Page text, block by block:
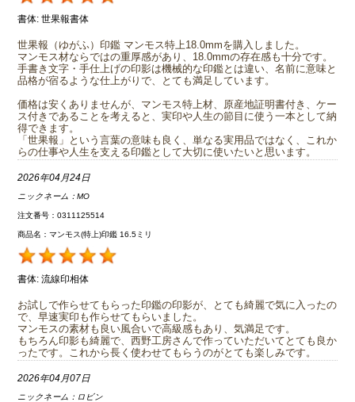
書体: 世果報書体
世果報（ゆがふ）印鑑 マンモス特上18.0mmを購入しました。
マンモス材ならではの重厚感があり、18.0mmの存在感も十分です。
手書き文字・手仕上げの印影は機械的な印鑑とは違い、名前に意味と
品格が宿るような仕上がりで、とても満足しています。
価格は安くありませんが、マンモス特上材、原産地証明書付き、ケー
ス付きであることを考えると、実印や人生の節目に使う一本として納
得できます。
「世果報」という言葉の意味も良く、単なる実用品ではなく、これか
らの仕事や人生を支える印鑑として大切に使いたいと思います。
2026年04月24日
ニックネーム：MO
注文番号：0311125514
商品名：マンモス(特上)印鑑 16.5ミリ
書体: 流線印相体
お試しで作らせてもらった印鑑の印影が、とても綺麗で気に入ったの
で、早速実印も作らせてもらいました。
マンモスの素材も良い風合いで高級感もあり、気満足です。
もちろん印影も綺麗で、西野工房さんで作っていただいてとても良か
ったです。これから長く使わせてもらうのがとても楽しみです。
2026年04月07日
ニックネーム： ロビン